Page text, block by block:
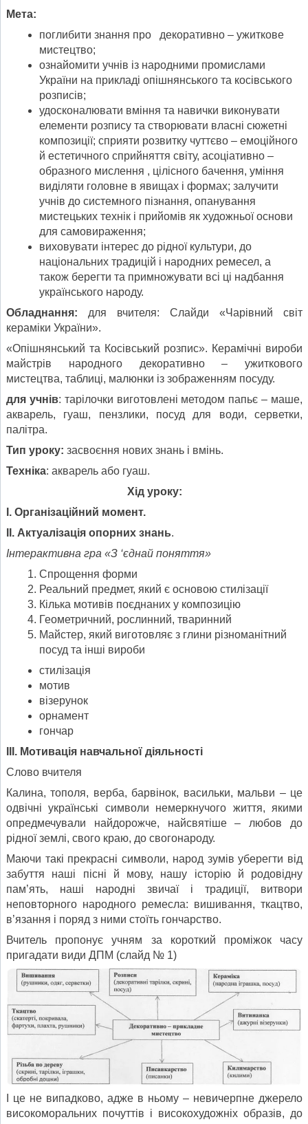
Мета:
поглибити знання про декоративно – ужиткове
мистецтво;
ознайомити учнів із народними промислами
України на прикладі опішнянського та косівського
розписів;
удосконалювати вміння та навички виконувати
елементи розпису та створювати власні сюжетні
композиції; сприяти розвитку чуттєво – емоційного
й естетичного сприйняття світу, асоціативно –
образного мислення , цілісного бачення, уміння
виділяти головне в явищах і формах; залучити
учнів до системного пізнання, опанування
мистецьких технік і прийомів як художньої основи
для самовираження;
виховувати інтерес до рідної культури, до
національних традицій і народних ремесел, а
також берегти та примножувати всі ці надбання
українського народу.
Обладнання: для вчителя: Слайди «Чарівний світ
кераміки України».
«Опішнянський та Косівський розпис». Керамічні вироби
майстрів народного декоративно – ужиткового
мистецтва, таблиці, малюнки із зображенням посуду.
для учнів: тарілочки виготовлені методом папьє – маше,
акварель, гуаш, пензлики, посуд для води, серветки,
палітра.
Тип уроку: засвоєння нових знань і вмінь.
Техніка: акварель або гуаш.
Хід уроку:
I. Організаційний момент.
II. Актуалізація опорних знань.
Інтерактивна гра «З ‘єднай поняття»
Спрощення форми
Реальний предмет, який є основою стилізації
Кілька мотивів поєднаних у композицію
Геометричний, рослинний, тваринний
Майстер, який виготовляє з глини різноманітний
посуд та інші вироби
стилізація
мотив
візерунок
орнамент
гончар
III. Мотивація навчальної діяльності
Слово вчителя
Калина, тополя, верба, барвінок, васильки, мальви – це
одвічні українські символи немеркнучого життя, якими
опредмечували найдорожче, найсвятіше – любов до
рідної землі, свого краю, до свогонароду.
Маючи такі прекрасні символи, народ зумів уберегти від
забуття наші пісні й мову, нашу історію й родовідну
пам’ять, наші народні звичаї і традиції, витвори
неповторного народного ремесла: вишивання, ткацтво,
в’язання і поряд з ними стоїть гончарство.
Вчитель пропонує учням за короткий проміжок часу
пригадати види ДПМ (слайд № 1)
І це не випадково, адже в ньому – невичерпне джерело
високоморальних почуттів і високохудожніх образів, до